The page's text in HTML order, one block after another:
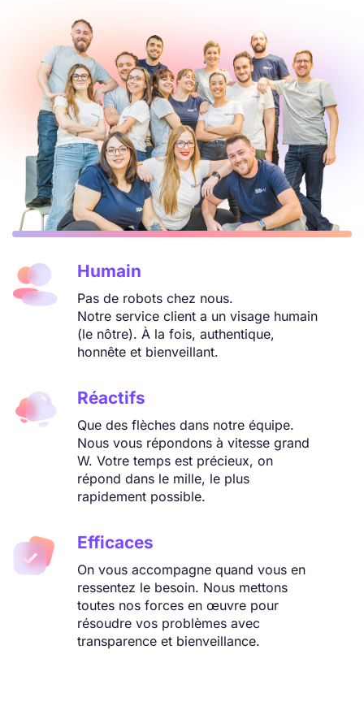
Humain
Pas de robots chez nous.
Notre service client a un visage humain
(le nôtre). À la fois, authentique,
honnête et bienveillant.
Réactifs
Que des flèches dans notre équipe.
Nous vous répondons à vitesse grand
W. Votre temps est précieux, on
répond dans le mille, le plus
rapidement possible.
Efficaces
On vous accompagne quand vous en
ressentez le besoin. Nous mettons
toutes nos forces en œuvre pour
résoudre vos problèmes avec
transparence et bienveillance.